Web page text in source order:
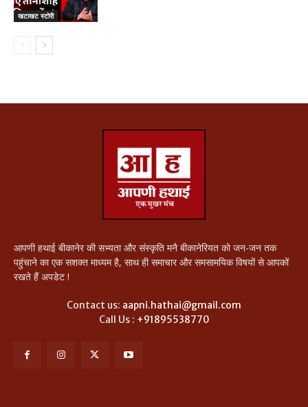
खटाखट स्टोरी
आपणी हथाई बीकानेर की सभ्यता और संस्कृति मनै बीकानेरियत को जन-जन तक
पहुंचाने का एक सशक्त माध्यम है, साथ ही समाचार और समसामयिक विषयों से आपकों
रखते हैं अपडेट !
Contact us: aapni.hathai@gmail.com
Call Us : +91895538770